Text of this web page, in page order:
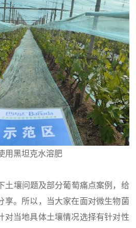
用黑坦克水溶肥
土壤问题及部分葡萄痛点案例，给
享。所以，当大家在面对微生物菌
对当地具体土壤情况选择有针对性